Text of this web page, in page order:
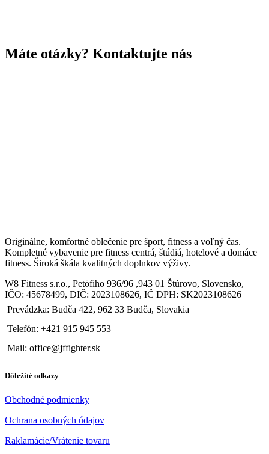
Máte otázky? Kontaktujte nás
Originálne, komfortné oblečenie pre šport, fitness a voľný čas.
Kompletné vybavenie pre fitness centrá, štúdiá, hotelové a domáce
fitness. Široká škála kvalitných doplnkov výživy.
W8 Fitness s.r.o., Petöfiho 936/96 ,943 01 Štúrovo, Slovensko,
IČO: 45678499, DIČ: 2023108626, IČ DPH: SK2023108626
Prevádzka: Budča 422, 962 33 Budča, Slovakia
Telefón: +421 915 945 553
Mail: office@jffighter.sk
Dôležité odkazy
Obchodné podmienky
Ochrana osobných údajov
Raklamácie/Vrátenie tovaru